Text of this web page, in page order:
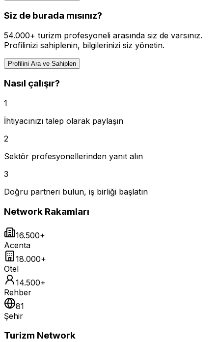
Siz de burada mısınız?
54.000+ turizm profesyoneli arasında siz de varsınız.
Profilinizi sahiplenin, bilgilerinizi siz yönetin.
Profilini Ara ve Sahiplen
Nasıl çalışır?
1
İhtiyacınızı talep olarak paylaşın
2
Sektör profesyonellerinden yanıt alın
3
Doğru partneri bulun, iş birliği başlatın
Network Rakamları
16.500+
Acenta
18.000+
Otel
14.500+
Rehber
81
Şehir
Turizm Network